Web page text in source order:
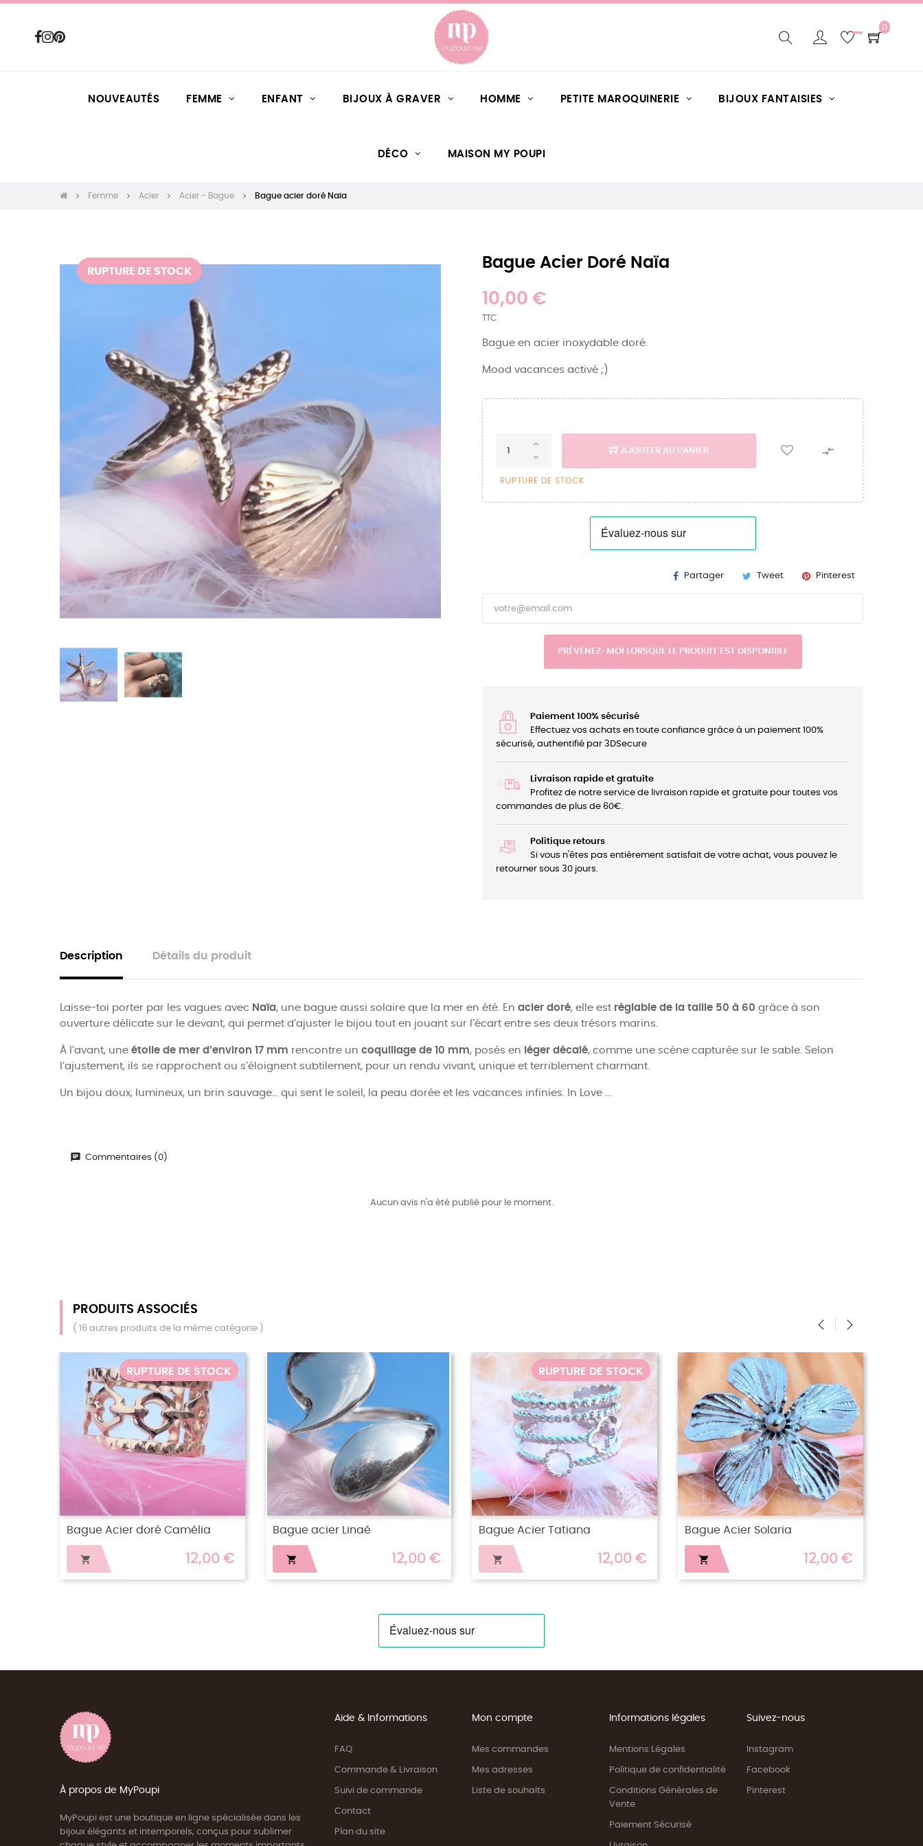
0
NOUVEAUTÉS FEMME ENFANT BIJOUX À GRAVER HOMME PETITE MAROQUINERIE BIJOUX FANTAISIES
DÉCO MAISON MY POUPI
Femme Acier Acier - Bague Bague acier doré Naïa
RUPTURE DE STOCK Bague Acier Doré Naïa
10,00 €
TTC
Bague en acier inoxydable doré.
Mood vacances activé ;)
AJOUTER AU PANIER 
RUPTURE DE STOCK
Partager Tweet Pinterest
PRÉVENEZ-MOI LORSQUE LE PRODUIT EST DISPONIBLE
Paiement 100% sécurisé
Effectuez vos achats en toute confiance grâce à un paiement 100%
sécurisé, authentifié par 3DSecure
Livraison rapide et gratuite
Profitez de notre service de livraison rapide et gratuite pour toutes vos
commandes de plus de 60€.
Politique retours
Si vous n'êtes pas entièrement satisfait de votre achat, vous pouvez le
retourner sous 30 jours.
Description Détails du produit
Laisse-toi porter par les vagues avec Naïa, une bague aussi solaire que la mer en été. En acier doré, elle est réglable de la taille 50 à 60 grâce à son
ouverture délicate sur le devant, qui permet d’ajuster le bijou tout en jouant sur l’écart entre ses deux trésors marins.
À l’avant, une étoile de mer d’environ 17 mm rencontre un coquillage de 10 mm, posés en léger décalé, comme une scène capturée sur le sable. Selon
l’ajustement, ils se rapprochent ou s’éloignent subtilement, pour un rendu vivant, unique et terriblement charmant.
Un bijou doux, lumineux, un brin sauvage… qui sent le soleil, la peau dorée et les vacances infinies. In Love ...
Commentaires (0)
Aucun avis n'a été publié pour le moment.
PRODUITS ASSOCIÉS
( 16 autres produits de la même catégorie )
Acier Solaria Bague Acier Diva Ginkgo...

Bague acier Croix
 29,00 €
Bague acier Marine
 29,00 € 
‹ ›
À propos de MyPoupi
MyPoupi est une boutique en ligne spécialisée dans les
bijoux élégants et intemporels, conçus pour sublimer
Aide & Informations
FAQ
Commande & Livraison
Suivi de commande
Contact
Plan du site
Mon compte
Mes commandes
Mes adresses
Liste de souhaits
Informations légales
Mentions Légales
Politique de confidentialité
Conditions Générales de
Vente
Paiement Sécurisé
Suivez-nous
Instagram
Facebook
Pinterest